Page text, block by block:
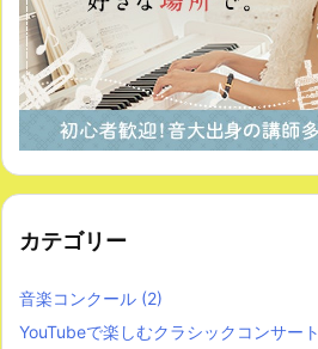
カテゴリー
音楽コンクール (2)
YouTubeで楽しむクラシックコンサート